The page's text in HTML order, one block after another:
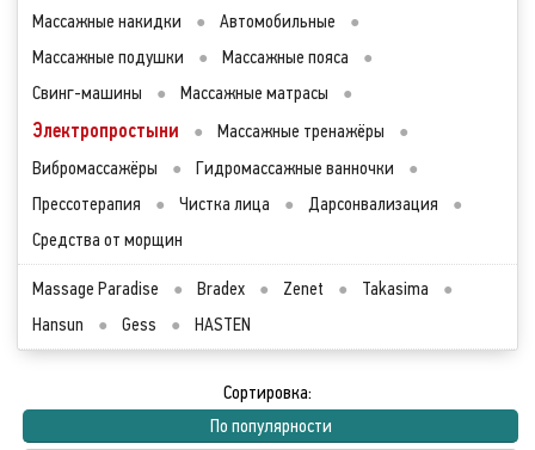
Массажные накидки ● Автомобильные
●
Массажные подушки
● Массажные пояса
●
Свинг-машины
● Массажные матрасы ●
Электропростыни ● Массажные тренажёры
●
Вибромассажёры
● Гидромассажные ванночки
●
Прессотерапия
● Чистка лица ● Дарсонвализация
●
Средства от морщин
Massage Paradise ● Bradex ● Zenet ● Takasima
●
Hansun
● Gess ● HASTEN
Сортировка:
По популярности